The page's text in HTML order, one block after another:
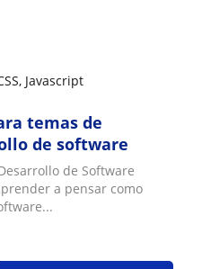
Javascript
temas de
de software
de Software
a pensar como